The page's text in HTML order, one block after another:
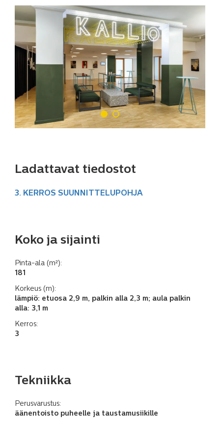
Ladattavat tiedostot
3. KERROS SUUNNITTELUPOHJA
Koko ja sijainti
Pinta-ala (m²):
181
Korkeus (m):
lämpiö: etuosa 2,9 m, palkin alla 2,3 m; aula palkin
alla: 3,1 m
Kerros:
3
Tekniikka
Perusvarustus:
äänentoisto puheelle ja taustamusiikille